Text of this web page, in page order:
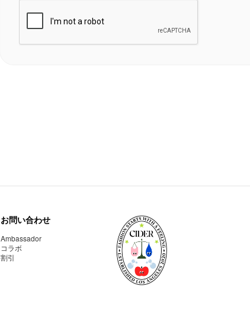
お問い合わせ
Ambassador
コラボ
割引